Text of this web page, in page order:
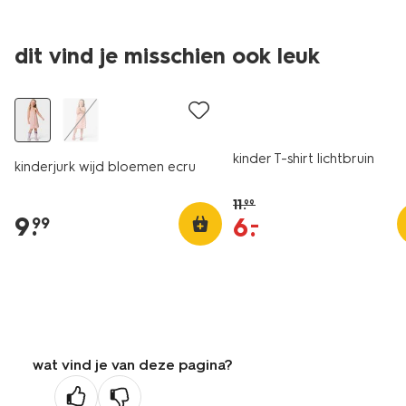
dit vind je misschien ook leuk
nieuw
kinderjurk wijd bloemen ecru
9.
99
sale
kinder T-shirt lichtbruin
11.99
6.
–
wat vind je van deze pagina?